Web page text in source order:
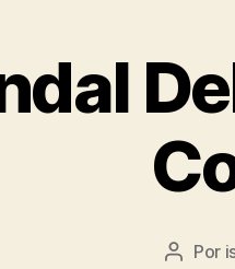
Autor
Por